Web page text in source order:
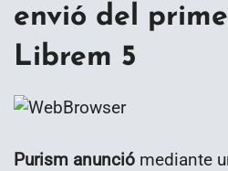
envió del
Librem 5
Purism anunció mediante